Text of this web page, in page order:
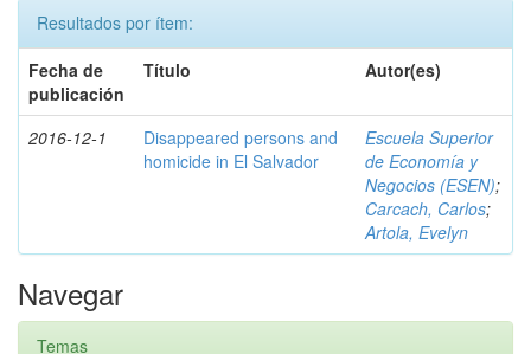
Resultados por ítem:
Fecha de
publicación
Título Autor(es)
2016-12-1
Disappeared persons and
homicide in El Salvador
Escuela Superior
de Economía y
Negocios (ESEN);
Carcach, Carlos;
Artola, Evelyn
Navegar
Temas